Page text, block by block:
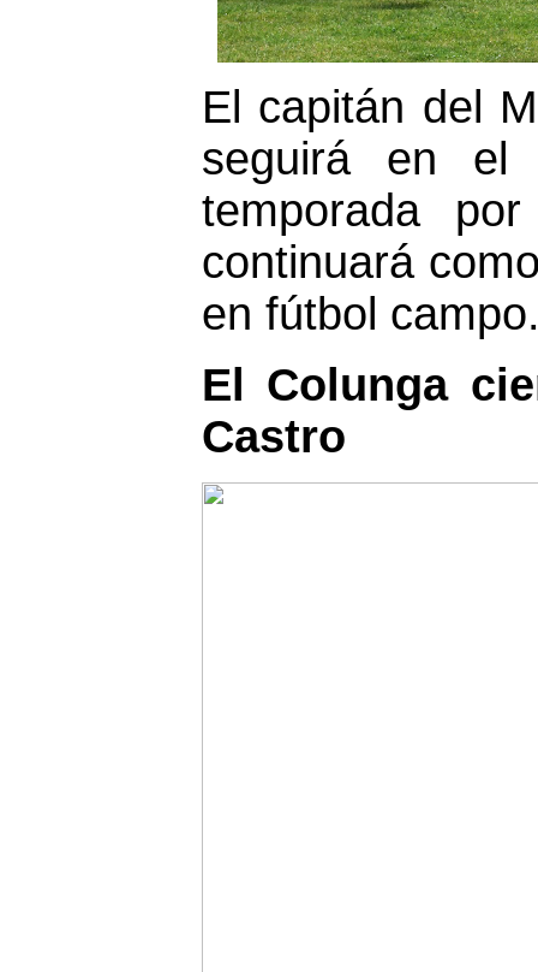
El capitán del
seguirá en el
temporada
continuará
en fútbol
El Colunga
Castro